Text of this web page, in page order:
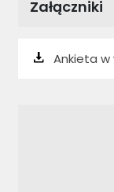
Załączniki
Ankieta w